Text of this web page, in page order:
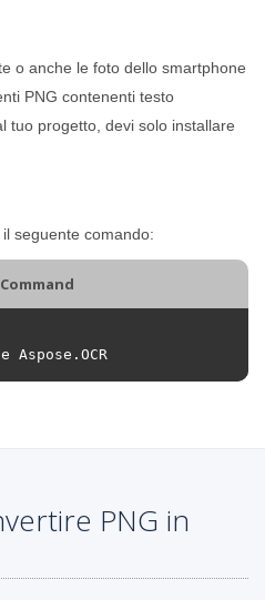
o anche le foto dello smartphone
PNG contenenti testo
tuo progetto, devi solo installare
seguente comando:
Aspose . OCR
PNG in